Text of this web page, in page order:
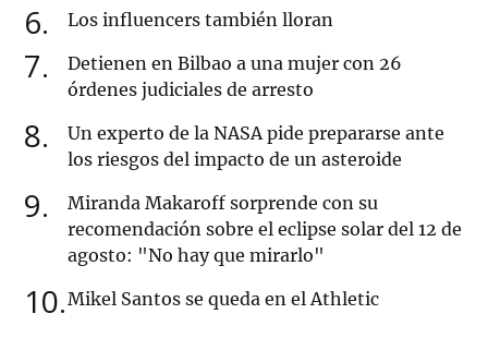
6 Los influencers también lloran
7
Detienen en Bilbao a una mujer con 26
órdenes judiciales de arresto
8
Un experto de la NASA pide prepararse ante
los riesgos del impacto de un asteroide
9
Miranda Makaroff sorprende con su
recomendación sobre el eclipse solar del 12 de
agosto: "No hay que mirarlo"
10 Mikel Santos se queda en el Athletic